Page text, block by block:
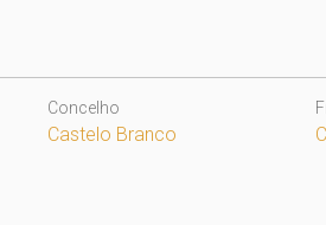
Concelho
Castelo Branco